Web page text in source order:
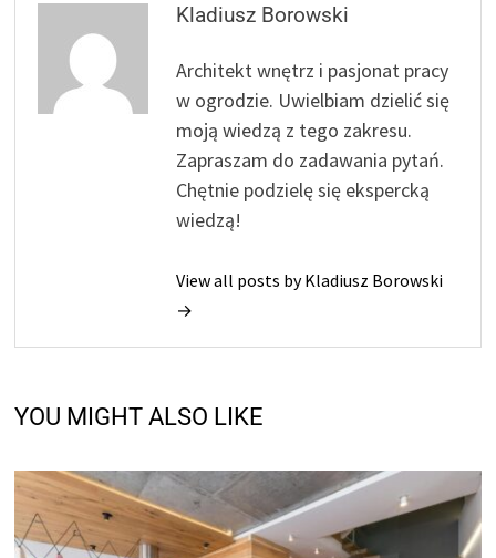
Kladiusz Borowski
Architekt wnętrz i pasjonat pracy
w ogrodzie. Uwielbiam dzielić się
moją wiedzą z tego zakresu.
Zapraszam do zadawania pytań.
Chętnie podzielę się ekspercką
wiedzą!
View all posts by Kladiusz Borowski
→
YOU MIGHT ALSO LIKE